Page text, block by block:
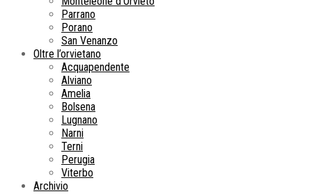
Parrano
Porano
San Venanzo
Oltre l’orvietano
Acquapendente
Alviano
Amelia
Bolsena
Lugnano
Narni
Terni
Perugia
Viterbo
Archivio